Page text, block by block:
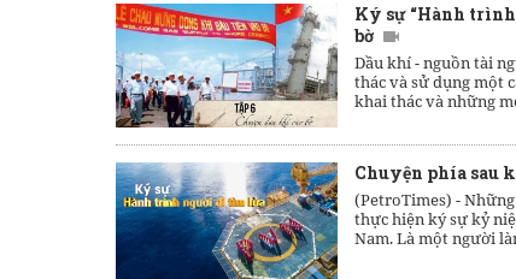
Ký sự “Hành
bờ
Dầu khí - nguồn tài
thác và sử dụng một
khai thác và những
Chuyện phía sau
(PetroTimes) -
thực hiện ký sự kỷ
Nam. Là một người